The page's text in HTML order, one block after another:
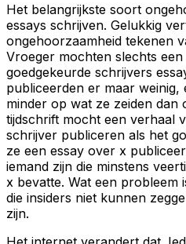
Het belangrijkste soort
essays schrijven. Gelukkig
ongehoorzaamheid tekenen
Vroeger mochten slechts
goedgekeurde schrijvers
publiceerden er maar weinig,
minder op wat ze zeiden dan
tijdschrift mocht een verhaal
schrijver publiceren als het
ze een essay over x
iemand zijn die minstens
x bevatte. Wat een probleem
die insiders niet kunnen
zijn.